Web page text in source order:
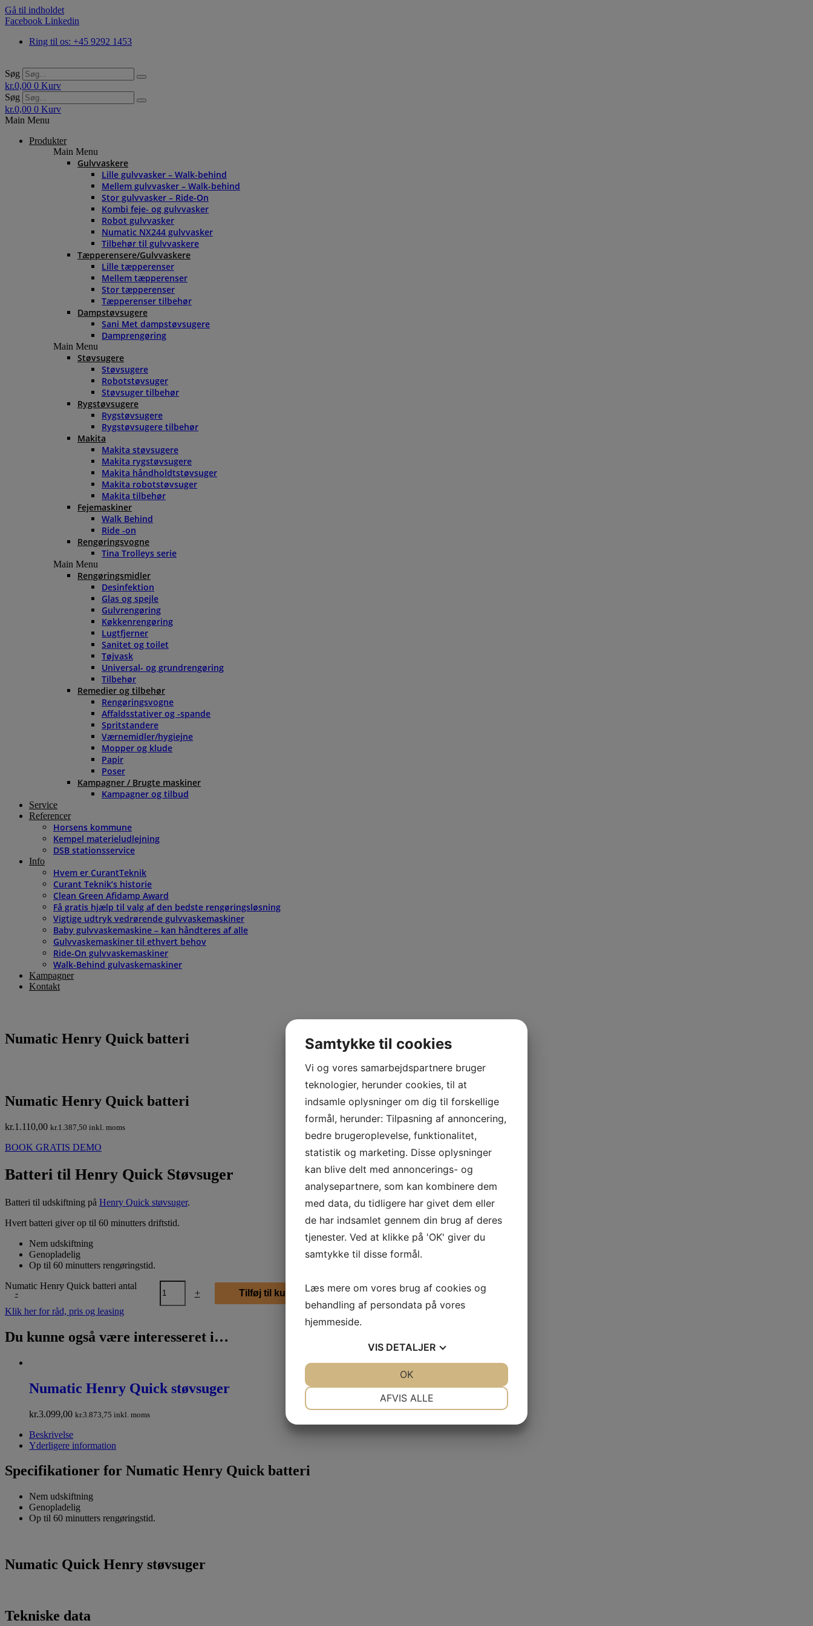
Gå til indholdet
Facebook Linkedin
Ring til os: +45 9292 1453
Søg
kr.0,00 0 Kurv
Søg
kr.0,00 0 Kurv
Main Menu
Produkter
Main Menu
Gulvvaskere
Lille gulvvasker – Walk-behind
Mellem gulvvasker – Walk-behind
Stor gulvvasker – Ride-On
Kombi feje- og gulvvasker
Robot gulvvasker
Numatic NX244 gulvvasker
Tilbehør til gulvvaskere
Tæpperensere/Gulvvaskere
Lille tæpperenser
Mellem tæpperenser
Stor tæpperenser
Tæpperenser tilbehør
Dampstøvsugere
Sani Met dampstøvsugere
Damprengøring
Main Menu
Støvsugere
Støvsugere
Robotstøvsuger
Støvsuger tilbehør
Rygstøvsugere
Rygstøvsugere
Rygstøvsugere tilbehør
Makita
Makita støvsugere
Makita rygstøvsugere
Makita håndholdtstøvsuger
Makita robotstøvsuger
Makita tilbehør
Fejemaskiner
Walk Behind
Ride -on
Rengøringsvogne
Tina Trolleys serie
Main Menu
Rengøringsmidler
Desinfektion
Glas og spejle
Gulvrengøring
Køkkenrengøring
Lugtfjerner
Sanitet og toilet
Tøjvask
Universal- og grundrengøring
Tilbehør
Remedier og tilbehør
Rengøringsvogne
Affaldsstativer og -spande
Spritstandere
Værnemidler/hygiejne
Mopper og klude
Papir
Poser
Kampagner / Brugte maskiner
Kampagner og tilbud
Service
Referencer
Horsens kommune
Kempel materieludlejning
DSB stationsservice
Info
Hvem er CurantTeknik
Curant Teknik’s historie
Clean Green Afidamp Award
Få gratis hjælp til valg af den bedste rengøringsløsning
Vigtige udtryk vedrørende gulvvaskemaskiner
Baby gulvvaskemaskine – kan håndteres af alle
Gulvvaskemaskiner til ethvert behov
Ride-On gulvvaskemaskiner
Walk-Behind gulvaskemaskiner
Kampagner
Kontakt
Numatic Henry Quick batteri
Numatic Henry Quick batteri
kr.1.110,00 kr.1.387,50 inkl. moms
BOOK GRATIS DEMO
Batteri til Henry Quick Støvsuger
Batteri til udskiftning på Henry Quick støvsuger.
Hvert batteri giver op til 60 minutters driftstid.
Nem udskiftning
Genopladelig
Op til 60 minutters rengøringstid.
-
Numatic Henry Quick batteri antal
+
Tilføj til kurv
Klik her for råd, pris og leasing
Du kunne også være interesseret i…
Numatic Henry Quick støvsuger
kr.3.099,00 kr.3.873,75 inkl. moms
Beskrivelse
Yderligere information
Specifikationer for Numatic Henry Quick batteri
Nem udskiftning
Genopladelig
Op til 60 minutters rengøringstid.
Numatic Quick Henry støvsuger
Tekniske data
Samtykke til cookies
Vi og vores samarbejdspartnere bruger
teknologier, herunder cookies, til at
indsamle oplysninger om dig til forskellige
formål, herunder: Tilpasning af annoncering,
bedre brugeroplevelse, funktionalitet,
statistik og marketing. Disse oplysninger
kan blive delt med annoncerings- og
analysepartnere, som kan kombinere dem
med data, du tidligere har givet dem eller
de har indsamlet gennem din brug af deres
tjenester. Ved at klikke på 'OK' giver du
samtykke til disse formål.
Læs mere om vores brug af cookies og
behandling af persondata på vores
hjemmeside.
VIS DETALJER
AFVIS ALLE
OK